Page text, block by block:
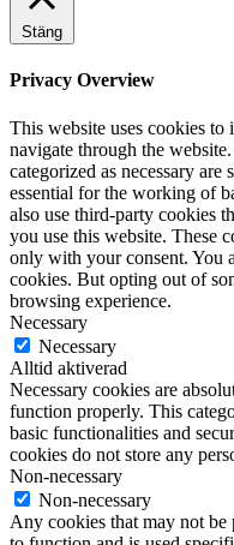
Stäng
Privacy Overview
This website uses cookies
navigate through the
categorized as necessary
essential for the working of
also use third-party cookies
you use this website. These
only with your consent. You
cookies. But opting out of
browsing experience.
Necessary
Necessary
Alltid aktiverad
Necessary cookies are
function properly. This
basic functionalities and
cookies do not store any
Non-necessary
Non-necessary
Any cookies that may not be